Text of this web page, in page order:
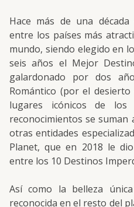
Hace más de una
entre los países más
mundo, siendo elegido en
seis años el Mejor
galardonado por dos
Romántico (por el
lugares icónicos de los
reconocimientos se
otras entidades
Planet, que en 2018 le
entre los 10 Destinos
Así como la belleza
reconocida en el resto del